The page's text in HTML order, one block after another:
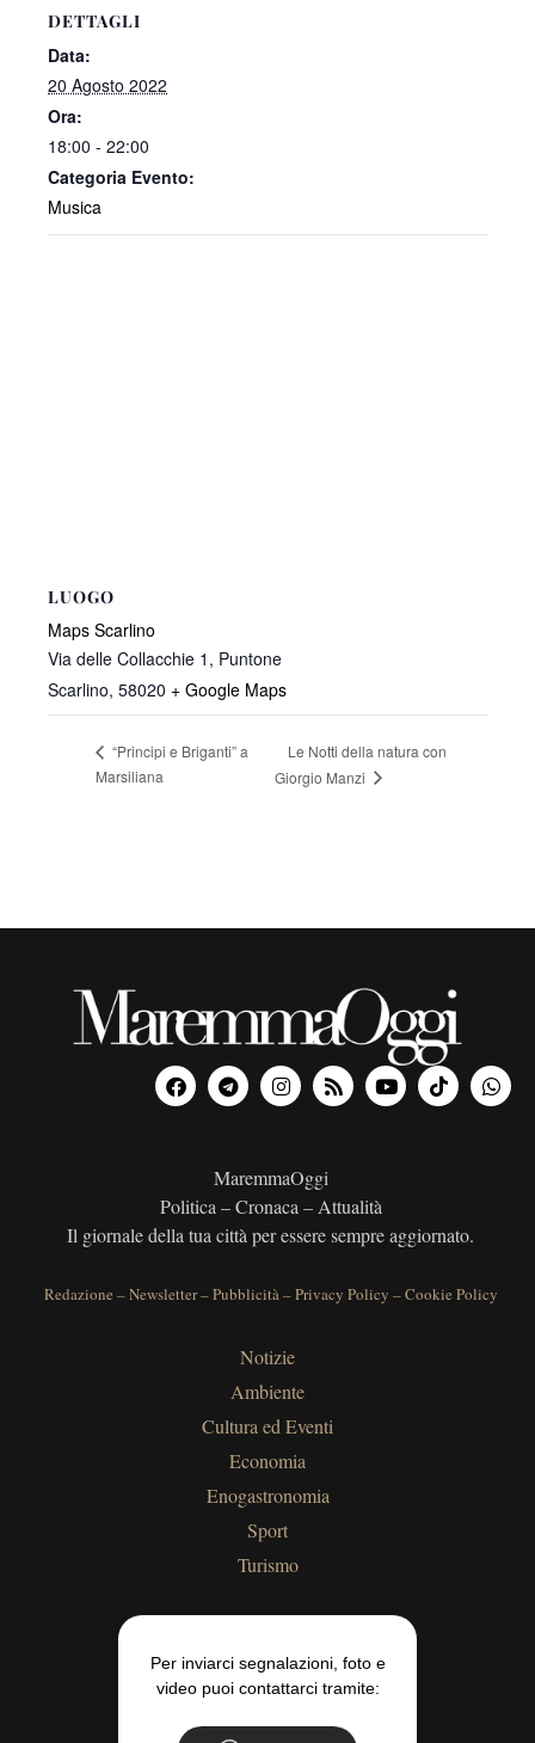
DETTAGLI
Data:
20 Agosto 2022
Ora:
18:00 - 22:00
Categoria Evento:
Musica
LUOGO
Maps Scarlino
Via delle Collacchie 1, Puntone
Scarlino, 58020 + Google Maps
“Principi e Briganti” a
Marsiliana
Le Notti della natura con
Giorgio Manzi
MaremmaOggi
Politica – Cronaca – Attualità
Il giornale della tua città per essere sempre aggiornato.
Redazione –Newsletter–Pubblicità–Privacy Policy –Cookie Policy
Notizie
Ambiente
Cultura ed Eventi
Economia
Enogastronomia
Sport
Turismo
Per inviarci segnalazioni, foto e
video puoi contattarci tramite: